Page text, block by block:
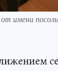
имени